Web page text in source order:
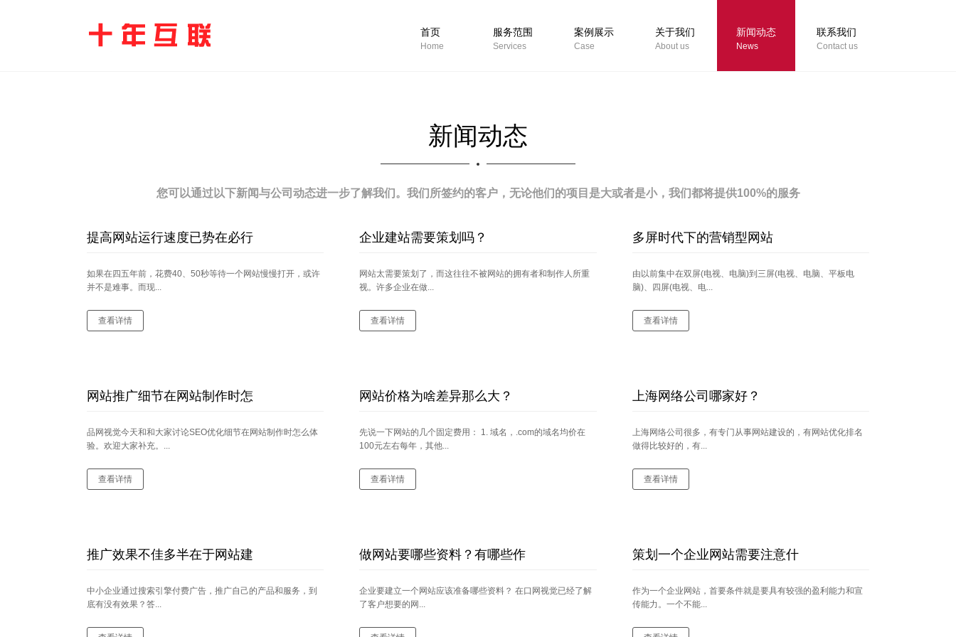
首页
Home
服务范围
Services
案例展示
Case
关于我们
About us
新闻动态
News
联系我们
Contact us
新闻动态
您可以通过以下新闻与公司动态进一步了解我们。我们所签约的客户，无论他们的项目是大或者是小，我们都将提供100%的服务
提高网站运行速度已势在必行
如果在四五年前，花费40、50秒等待一个网站慢慢打开，或许
并不是难事。而现...
查看详情
企业建站需要策划吗？
网站太需要策划了，而这往往不被网站的拥有者和制作人所重
视。许多企业在做...
查看详情
多屏时代下的营销型网站
由以前集中在双屏(电视、电脑)到三屏(电视、电脑、平板电
脑)、四屏(电视、电...
查看详情
网站推广细节在网站制作时怎
品网视觉今天和和大家讨论SEO优化细节在网站制作时怎么体
验。欢迎大家补充。...
查看详情
网站价格为啥差异那么大？
先说一下网站的几个固定费用： 1. 域名，.com的域名均价在
100元左右每年，其他...
查看详情
上海网络公司哪家好？
上海网络公司很多，有专门从事网站建设的，有网站优化排名
做得比较好的，有...
查看详情
推广效果不佳多半在于网站建
中小企业通过搜索引擎付费广告，推广自己的产品和服务，到
底有没有效果？答...
做网站要哪些资料？有哪些作
企业要建立一个网站应该准备哪些资料？ 在口网视觉已经了解
了客户想要的网...
策划一个企业网站需要注意什
作为一个企业网站，首要条件就是要具有较强的盈利能力和宣
传能力。一个不能...